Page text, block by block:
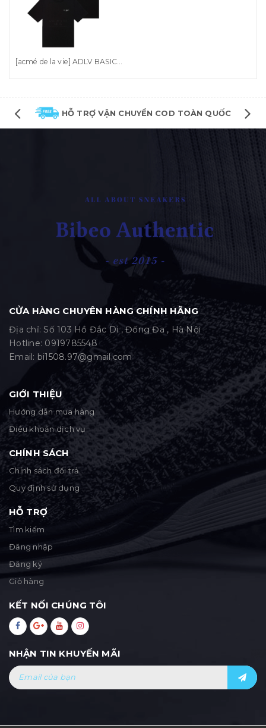
[acmé de la vie] ADLV BASIC SHORT SLEEVE T-SHIRT - BLACK
HỖ TRỢ VẬN CHUYỂN COD TOÀN QUỐC
CỬA HÀNG CHUYÊN HÀNG CHÍNH HÃNG
Địa chỉ: Số 103 Hồ Đắc Di , Đống Đa , Hà Nội
Hotline: 0919785548
Email: bi1508.97@gmail.com
GIỚI THIỆU
Hướng dẫn mua hàng
Điều khoản dịch vụ
CHÍNH SÁCH
Chính sách đổi trả
Quy định sử dụng
HỖ TRỢ
Tìm kiếm
Đăng nhập
Đăng ký
Giỏ hàng
KẾT NỐI CHÚNG TÔI
NHẬN TIN KHUYẾN MÃI